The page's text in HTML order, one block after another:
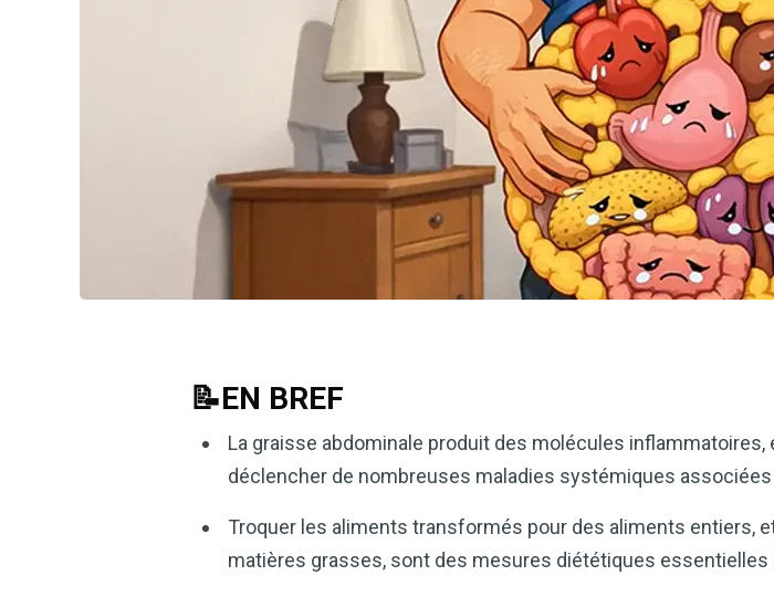
📝EN BREF
La graisse abdominale produit des molécules
déclencher de nombreuses maladies systémiques
Troquer les aliments transformés pour des aliments entiers,
matières grasses, sont des mesures diététiques essentielles